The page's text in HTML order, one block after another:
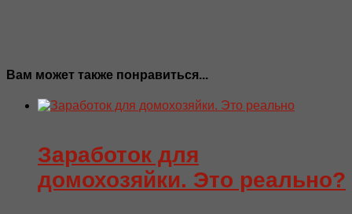
Вам может также понравиться...
Заработок для
домохозяйки. Это реально?